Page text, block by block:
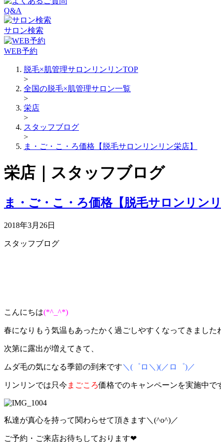
Q&A
サロン検索
WEB予約
脱毛×肌管理サロンリンリンTOP
>
全国の脱毛×肌管理サロン一覧
>
栄店
>
スタッフブログ
>
ま・ご・こ・ろ価格【脱毛サロンリンリン栄店】
栄店｜スタッフブログ
ま・ご・こ・ろ価格【脱毛サロンリンリ
2018年3月26日
スタッフブログ
こんにちは(*^_^*)
春になりもう気温もあったかく過ごしやすくなってきました
次第に露出が増えてきて、
ムダ毛の気になる季節の到来です＼(゜ロ＼)(／ロ゜)／
リンリンでは只今 まごころ価格でのキャンペーンを実施中で
私達が真心を持って関わらせて頂きます＼(^o^)／
ご予約・ご来店お待ちしております❤